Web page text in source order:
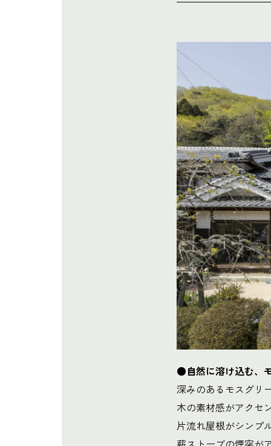
●自然に溶け込む、
深みのあるモスグリ
木の素材感がアクセ
片流れ屋根がシンプ